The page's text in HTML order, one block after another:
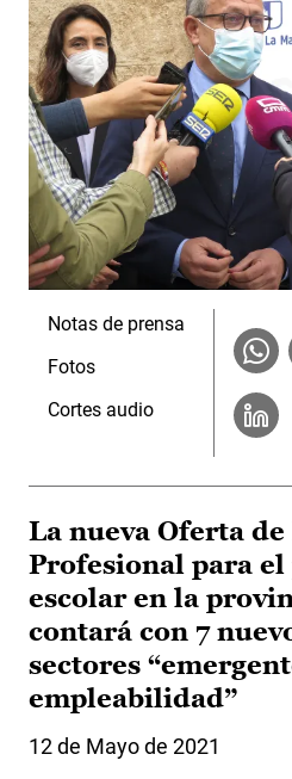
Notas de prensa
Fotos
Cortes audio
La nueva Oferta
Profesional para
escolar en la
contará con 7
sectores
empleabilidad”
12 de Mayo de 2021